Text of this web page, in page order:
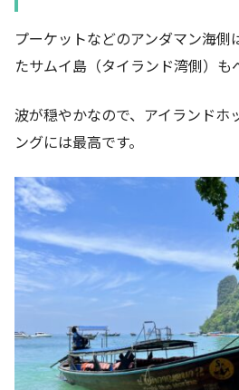
プーケットなどのアンダマン海側
たサムイ島（タイランド湾側）も
波が穏やかなので、アイランドホ
ングには最高です。